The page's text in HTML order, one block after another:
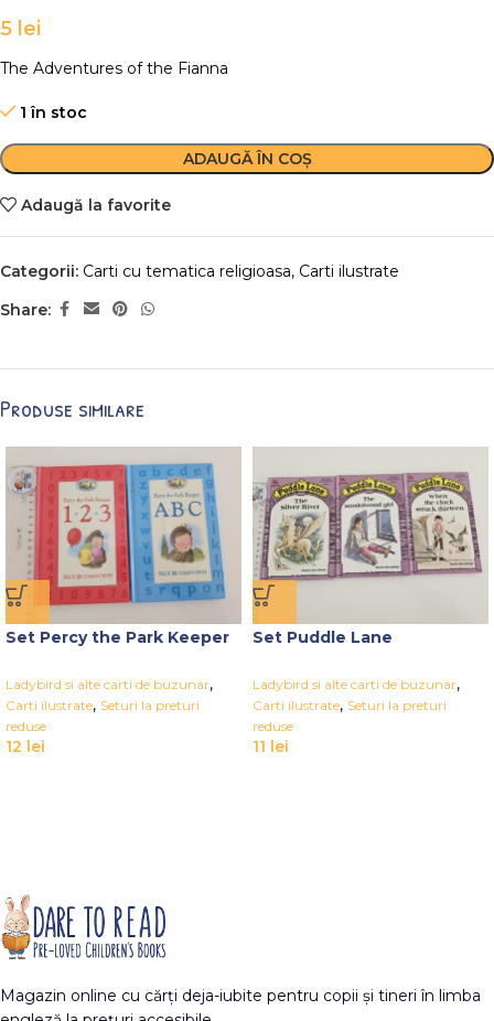
5 lei
The Adventures of the Fianna
1 în stoc
ADAUGĂ ÎN COȘ
Adaugă la favorite
Categorii: Carti cu tematica religioasa, Carti ilustrate
Share:
Produse similare
Set Percy the Park Keeper
Ladybird si alte carti de buzunar,
Carti ilustrate, Seturi la preturi
reduse
12 lei
Set Puddle Lane
Ladybird si alte carti de buzunar,
Carti ilustrate, Seturi la preturi
reduse
11 lei
Magazin online cu cărți deja-iubite pentru copii și tineri în limba